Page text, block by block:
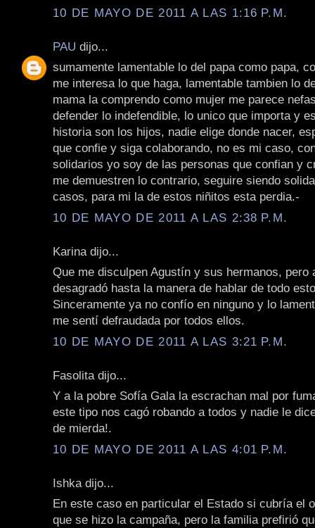
10 DE MAYO DE 2011 A LAS 1:16 P.M.
PAU dijo...
sumamente lamentable lo del papa como papa,
me interesa lo que haga, lamentable tambien lo
mama la comprendo como mujer me parece
defender lo indefendible, lo unico que importa y
historia son los hijos, nadie elige donde nacer,
que confie y siga colaborando, no es mi caso,
solidarios yo soy de las personas que confian y
me demuestren lo contrario, seguire siendo
casos, para mi la de estos niñitos esta perdia.-
10 DE MAYO DE 2011 A LAS 2:38 P.M.
Karina dijo...
Que me disculpen Agustín y sus hermanos, pero
desagradó hasta la manera de hablar de todo
Sinceramente ya no confío en ninguno y lo
me sentí defraudada por todos ellos.
10 DE MAYO DE 2011 A LAS 3:21 P.M.
Fasolita dijo...
Y a la pobre Sofía Gala la escrachan mal por
este tipo nos cagó robando a todos y nadie le
de mierda!.
10 DE MAYO DE 2011 A LAS 4:01 P.M.
Ishka dijo...
En este caso en particular el Estado si cubría el
que se hizo la campaña, pero la familia prefirió